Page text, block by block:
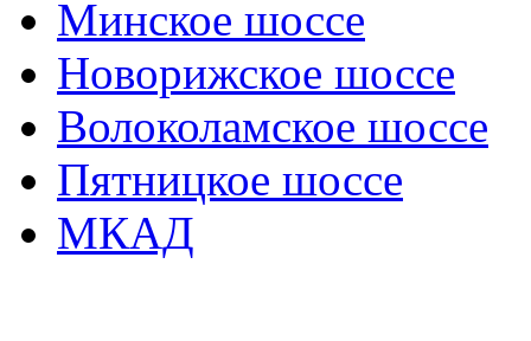
Минское шоссе
Новорижское шоссе
Волоколамское шоссе
Пятницкое шоссе
МКАД